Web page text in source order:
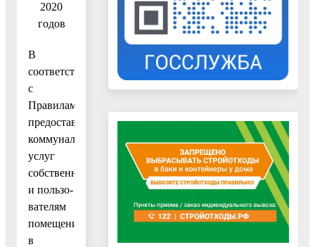
2020
годов
В
соответствии
с
Правилами
предоставления
коммунальных
услуг
собственникам
и пользо-
вателям
помещений
в